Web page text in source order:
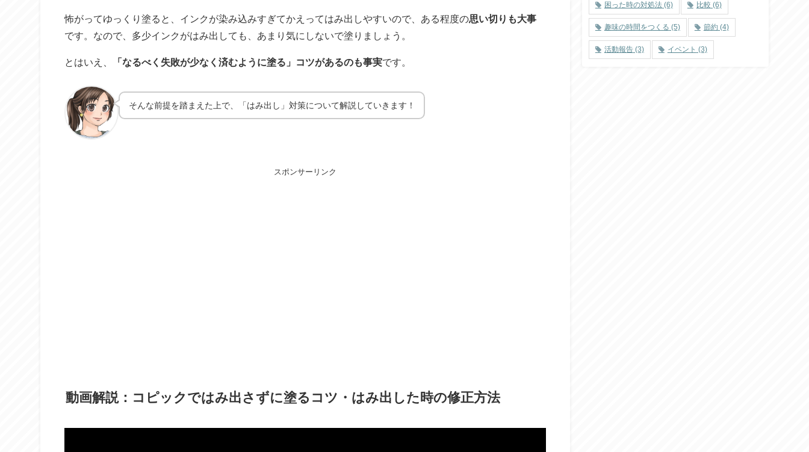
怖がってゆっくり塗ると、インクが染み込みすぎてかえってはみ出しやすいので、ある程度の思い切りも大事
です。なので、多少インクがはみ出しても、あまり気にしないで塗りましょう。
とはいえ、 「なるべく失敗が少なく済むように塗る」コツがあるのも事実です。
そんな前提を踏まえた上で、「はみ出し」対策について解説していきます！
スポンサーリンク
動画解説：コピックではみ出さずに塗るコツ・はみ出した時の修正方法
困った時の対処法(6) 比較 (6)
趣味の時間をつくる (5) 節約(4)
活動報告(3) イベント (3)